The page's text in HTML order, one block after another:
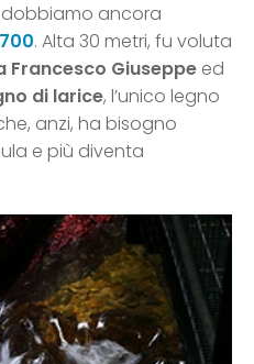
dobbiamo ancora
. Alta 30 metri, fu voluta
Francesco Giuseppe ed
di larice, l’unico legno
anzi, ha bisogno
e più diventa